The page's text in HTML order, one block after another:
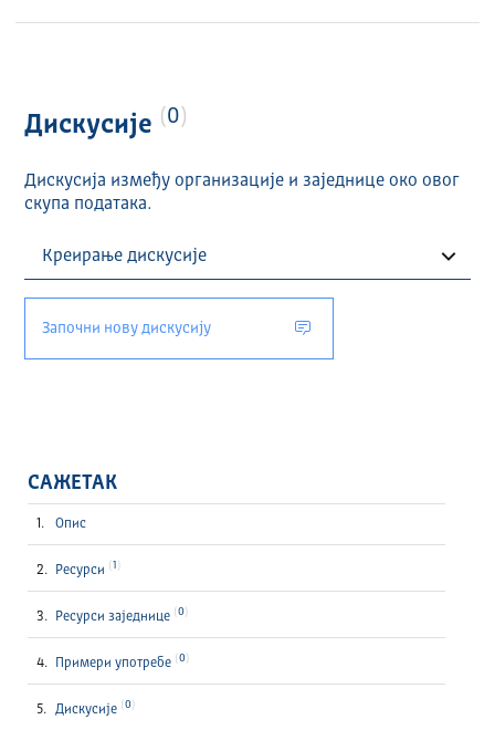
Дискусије 0
Дискусија између организације и заједнице око овог
скупа података.
Започни нову дискусију
САЖЕТАК
Опис
Ресурси 1
Ресурси заједнице 0
Примери употребе 0
Дискусије 0